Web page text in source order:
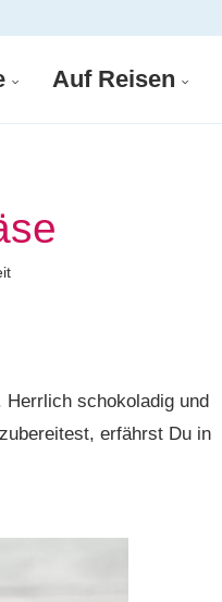
Auf Reisen
schokoladig und
erfährst Du in